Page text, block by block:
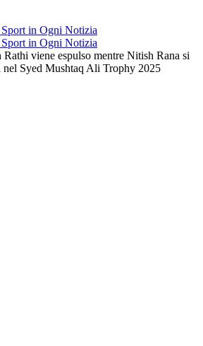
Rathi viene espulso mentre Nitish Rana si
nel Syed Mushtaq Ali Trophy 2025